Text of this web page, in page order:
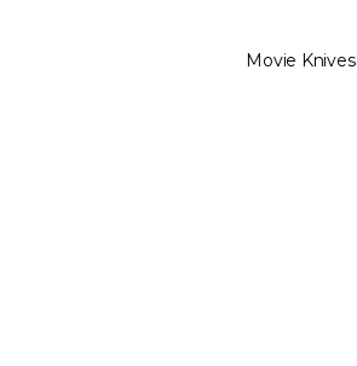
Movie Knives